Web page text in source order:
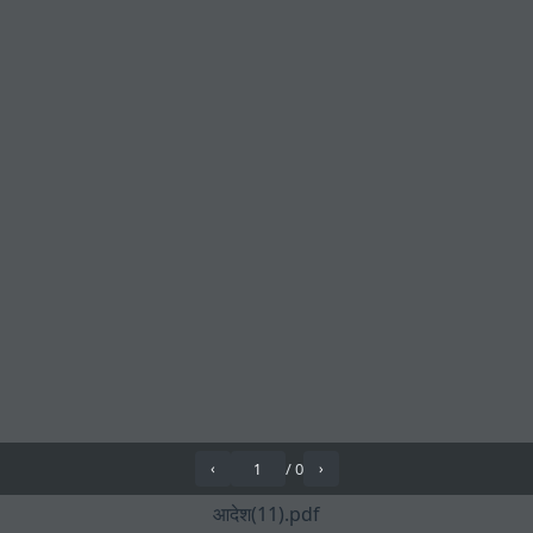
‹ /0 ›
आदेश(11).pdf